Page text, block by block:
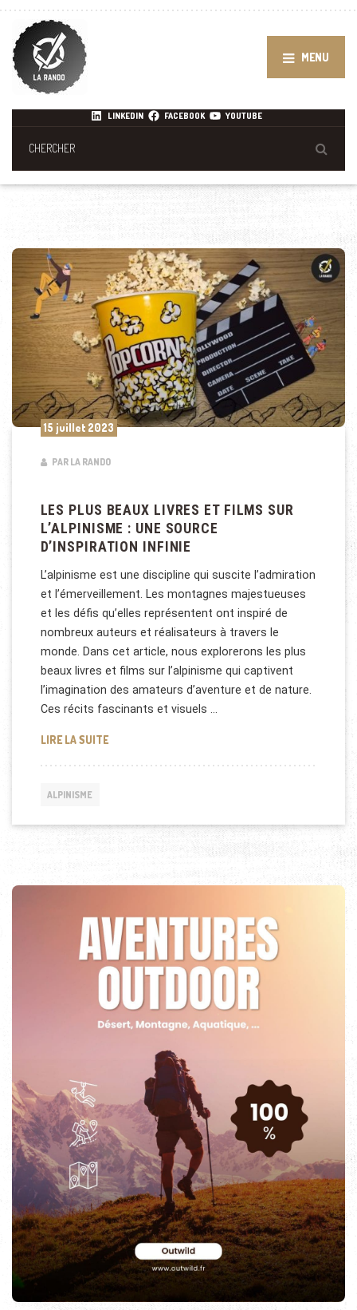
MENU
LINKEDIN FACEBOOK YOUTUBE
15 juillet 2023
PAR LA RANDO
LES PLUS BEAUX LIVRES ET FILMS SUR
L’ALPINISME : UNE SOURCE
D’INSPIRATION INFINIE
L’alpinisme est une discipline qui suscite l’admiration
et l’émerveillement. Les montagnes majestueuses
et les défis qu’elles représentent ont inspiré de
nombreux auteurs et réalisateurs à travers le
monde. Dans cet article, nous explorerons les plus
beaux livres et films sur l’alpinisme qui captivent
l’imagination des amateurs d’aventure et de nature.
Ces récits fascinants et visuels …
LIRE LA SUITELES PLUS BEAUX LIVRES ET FILMS SUR
ALPINISME